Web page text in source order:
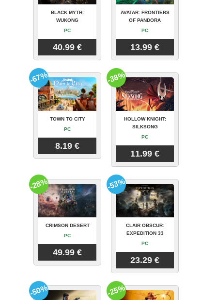
BLACK MYTH:
WUKONG
PC
40.99 €
AVATAR: FRONTIERS
OF PANDORA
PC
13.99 €
TOWN TO CITY
PC
8.19 €
-67%
HOLLOW KNIGHT:
SILKSONG
PC
11.99 €
-38%
CRIMSON DESERT
PC
49.99 €
-28%
CLAIR OBSCUR:
EXPEDITION 33
PC
23.29 €
-53%
-50% -25%